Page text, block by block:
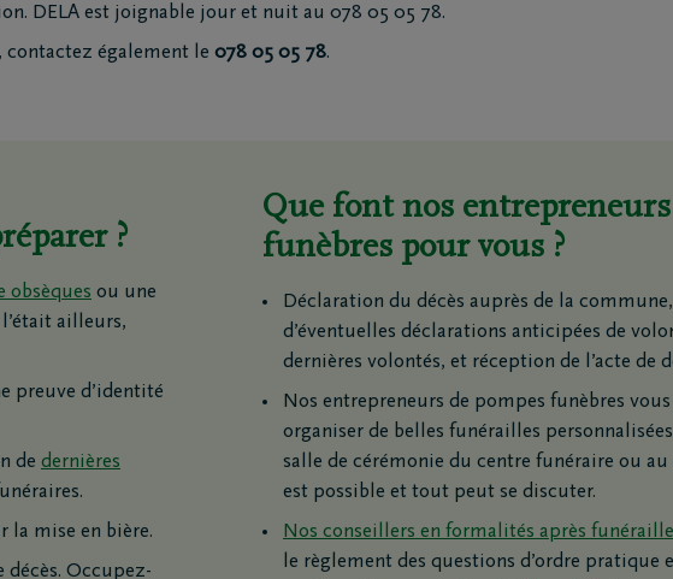
Souvenirs
Geste du cœur
Podcasts
DELA est joignable jour et nuit au 078 05 05 78.
contactez également le 078 05 05 78.
?
obsèques ou une
l’était ailleurs,
preuve d’identité
de dernières
la mise en bière.
décès. Occupez-
Que font nos
funèbres pour vous ?
Déclaration du décès auprès de la
d’éventuelles déclarations anticipées de
dernières volontés, et réception de l’acte de
Nos entrepreneurs de pompes funèbres
organiser de belles funérailles
salle de cérémonie du centre funéraire ou
est possible et tout peut se discuter.
Nos conseillers en formalités après
le règlement des questions d’ordre pratique